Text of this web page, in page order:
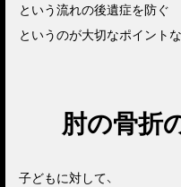
という流れの後遺症を防ぐ
というのが大切なポイントな
肘の骨折
子どもに対して、